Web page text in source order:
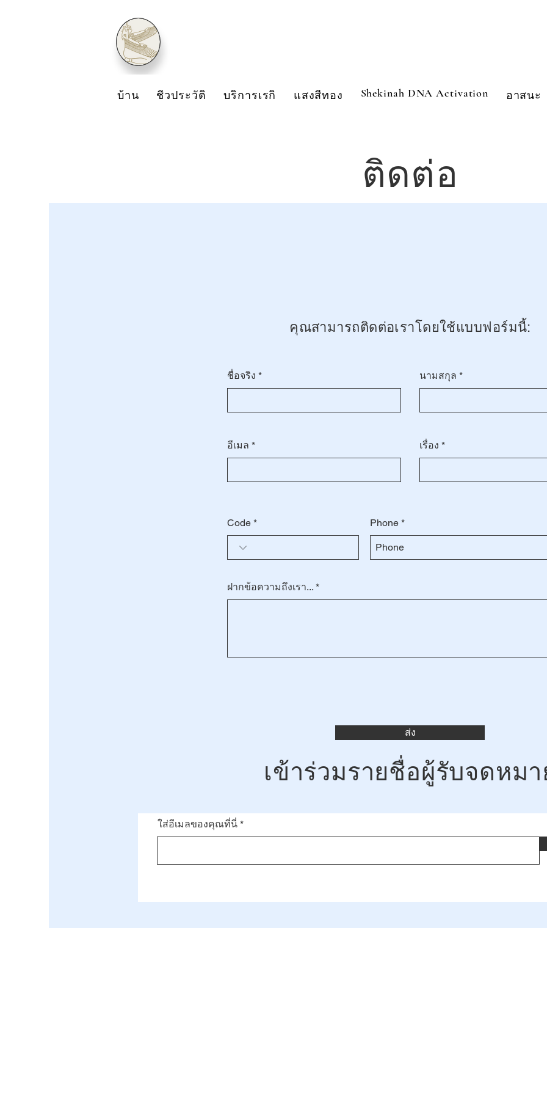
บ้าน ชีวประวัติ บริการเรกิ แสงสีทอง Shekinah DNA Activation อาสนะ
ติดต่อ
คุณสามารถติดต่อเราโดยใช้แบบฟอร์มนี้:
ชื่อจริง นามสกุล
อีเมล เรื่อง
Code Phone
ฝากข้อความถึงเรา...
ส่ง
ใส่อีเมลของคุณที่นี่
เข้าร่วมรายชื่อผู้รับจดหม